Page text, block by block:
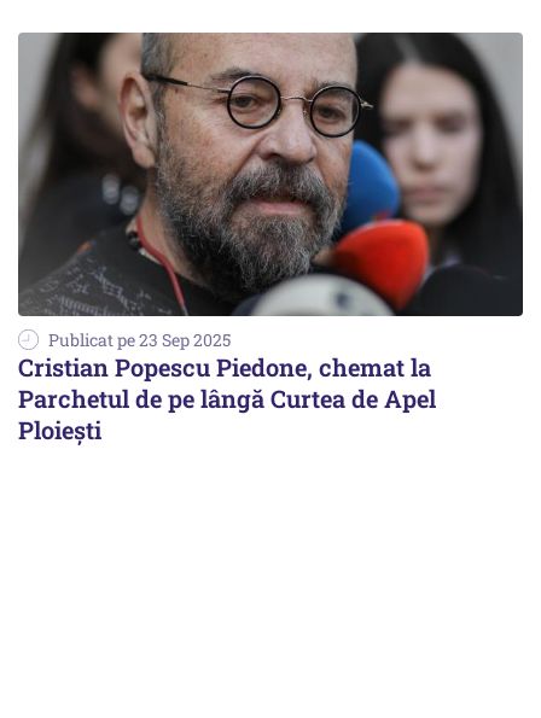
Publicat pe 23 Sep 2025
Cristian Popescu Piedone, chemat la
Parchetul de pe lângă Curtea de Apel
Ploieşti